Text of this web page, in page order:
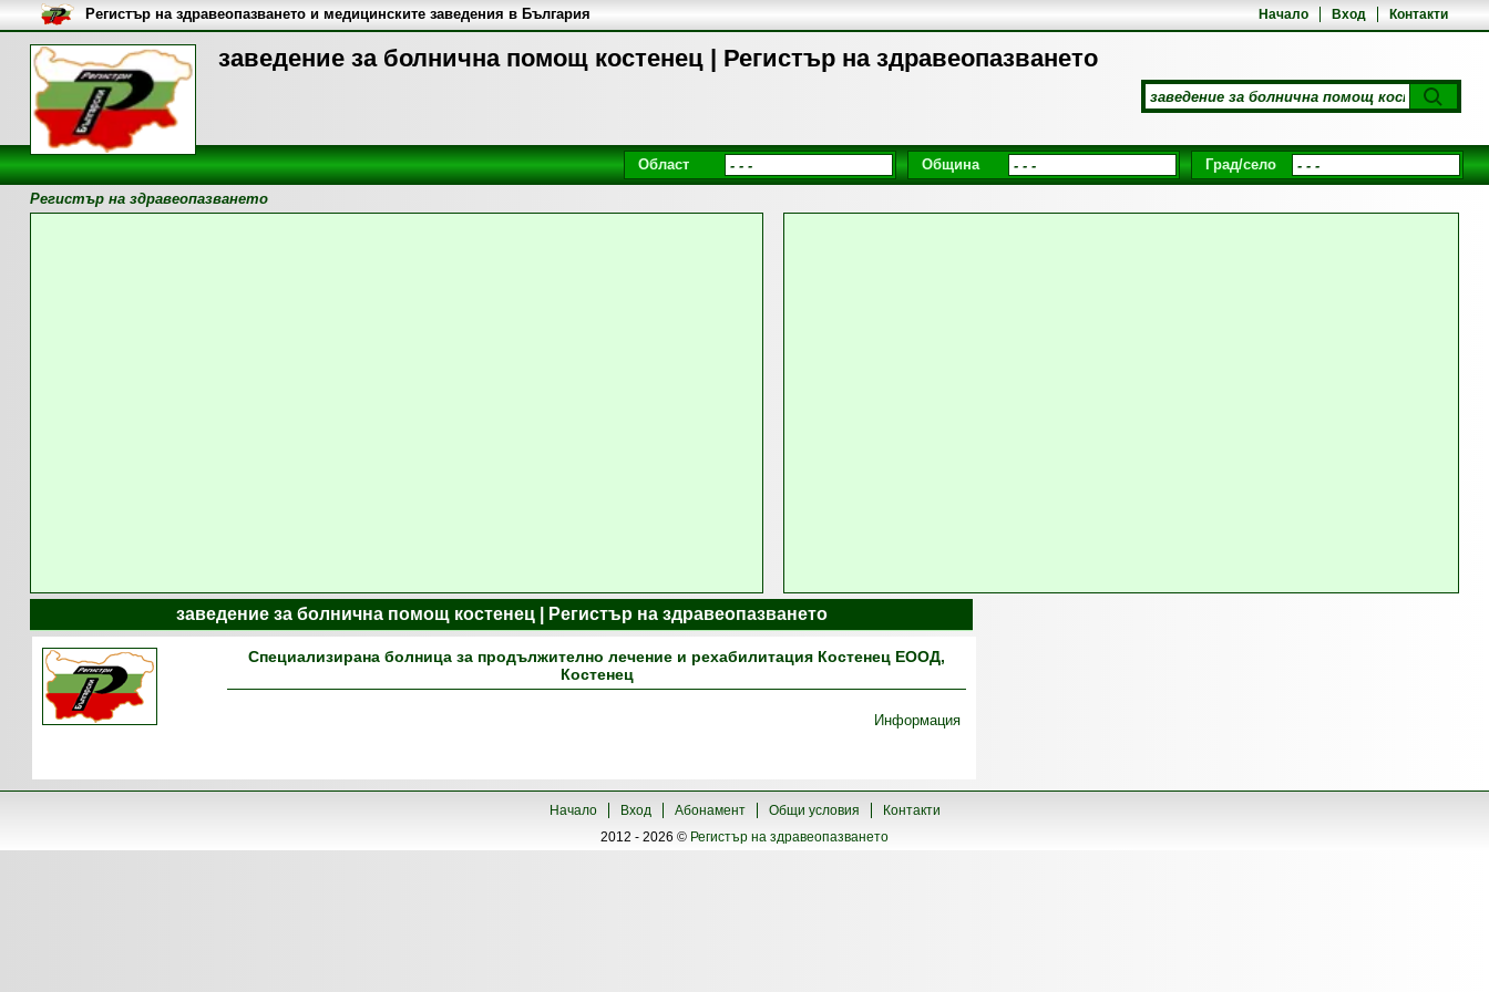
заведение за болнична помощ костенец | Регистър на здравеопазването
Начало Вход Контакти
Регистър на здравеопазването и медицинските заведения в България
Област Община Град/село
Регистър на здравеопазването
заведение за болнична помощ костенец | Регистър на здравеопазването
Специализирана болница за продължително лечение и рехабилитация Костенец ЕООД,
Костенец
Информация
Начало Вход Абонамент Общи условия
Контакти
2012 - 2026 © Регистър на здравеопазването